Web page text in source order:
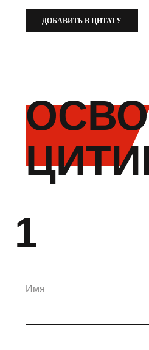
ДОБАВИТЬ В ЦИТАТУ
1
Имя